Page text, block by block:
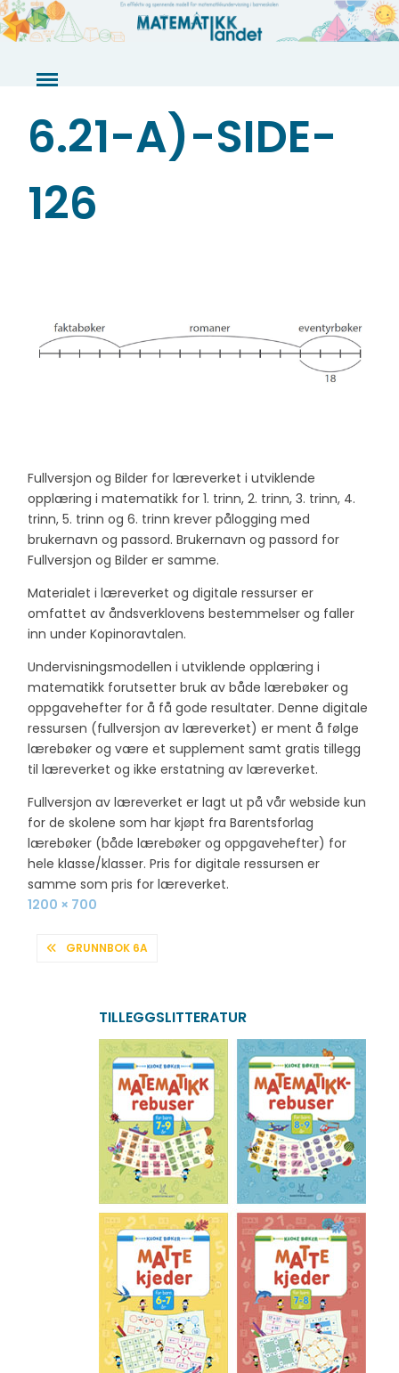
Skip
to
6.21-A)-SIDE-
126
Fullversjon og Bilder for læreverket i utviklende
opplæring i matematikk for 1. trinn, 2. trinn, 3. trinn, 4.
trinn, 5. trinn og 6. trinn krever pålogging med
brukernavn og passord. Brukernavn og passord for
Fullversjon og Bilder er samme.
Materialet i læreverket og digitale ressurser er
omfattet av åndsverklovens bestemmelser og faller
inn under Kopinoravtalen.
Undervisningsmodellen i utviklende opplæring i
matematikk forutsetter bruk av både lærebøker og
oppgavehefter for å få gode resultater. Denne digitale
ressursen (fullversjon av læreverket) er ment å følge
lærebøker og være et supplement samt gratis tillegg
til læreverket og ikke erstatning av læreverket.
Fullversjon av læreverket er lagt ut på vår webside kun
for de skolene som har kjøpt fra Barentsforlag
lærebøker (både lærebøker og oppgavehefter) for
hele klasse/klasser. Pris for digitale ressursen er
samme som pris for læreverket.
Full
1200 × 700
INNLEGGSNAVIGASJON
GRUNNBOK 6A
TILLEGGSLITTERATUR